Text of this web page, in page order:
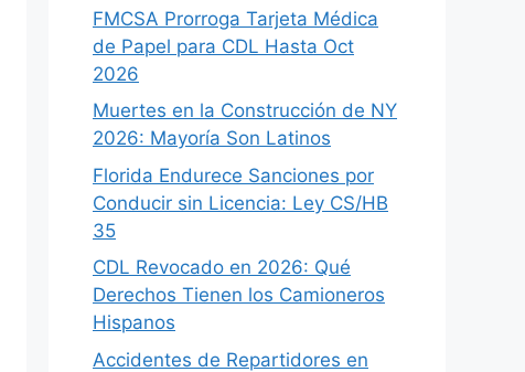
FMCSA Prorroga Tarjeta Médica
de Papel para CDL Hasta Oct
2026
Muertes en la Construcción de NY
2026: Mayoría Son Latinos
Florida Endurece Sanciones por
Conducir sin Licencia: Ley CS/HB
35
CDL Revocado en 2026: Qué
Derechos Tienen los Camioneros
Hispanos
Accidentes de Repartidores en